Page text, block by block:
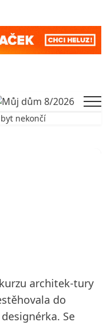
nekončí
architek-tury
do
Se